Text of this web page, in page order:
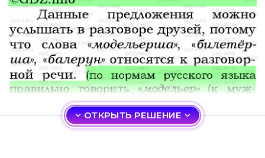
ОТКРЫТЬ РЕШЕНИЕ